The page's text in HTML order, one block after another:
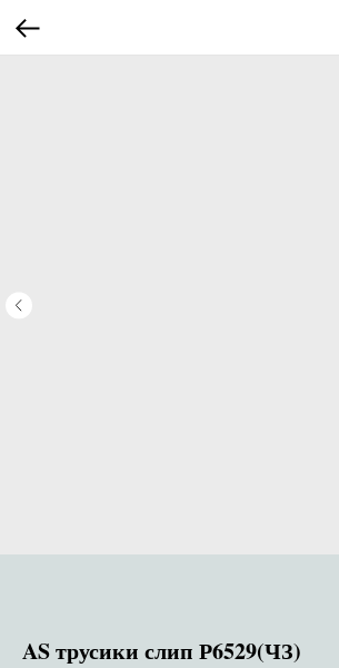
AS трусики слип Р6529(ЧЗ)